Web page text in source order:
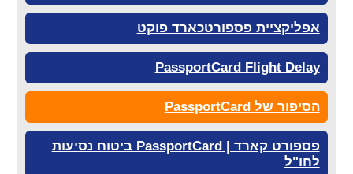
אפליקציית פספורטכארד פוקט
PassportCard Flight Delay
הסיפור של PassportCard
פספורט קארד | PassportCard ביטוח נסיעות
לחו"ל